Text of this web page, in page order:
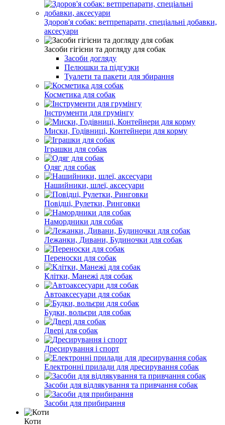
Здоров'я собак: ветпрепарати, спеціальні добавки,
аксесуари
Засоби гігієни та догляду для собак
Засоби догляду
Пелюшки та підгузки
Туалети та пакети для збирання
Косметика для собак
Інструменти для грумінгу
Миски, Годівниці, Контейнери для корму
Іграшки для собак
Одяг для собак
Нашийники, шлеї, аксесуари
Повідці, Рулетки, Ринговки
Намордники для собак
Лежанки, Дивани, Будиночки для собак
Переноски для собак
Клітки, Манежі для собак
Автоаксесуари для собак
Будки, вольєри для собак
Двері для собак
Дресирування і спорт
Електронні прилади для дресирування собак
Засоби для відлякування та привчання собак
Засоби для прибирання
Коти